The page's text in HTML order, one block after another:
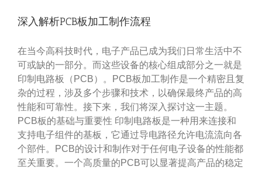
深入解析PCB板加工制作流程
在当今高科技时代，电子产品已成为我们日常生活中不
可或缺的一部分。而这些设备的核心组成部分之一就是
印制电路板（PCB）。PCB板加工制作是一个精密且复
杂的过程，涉及多个步骤和技术，以确保最终产品的高
性能和可靠性。接下来，我们将深入探讨这一主题。
PCB板的基础与重要性 印制电路板是一种用来连接和
支持电子组件的基板，它通过导电路径允许电流流向各
个部件。PCB的设计和制作对于任何电子设备的性能都
至关重要。一个高质量的PCB可以显著提高产品的稳定